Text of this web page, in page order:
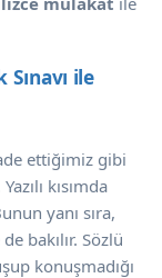
ile
ettiğimiz gibi
kısımda
yanı sıra,
bakılır. Sözlü
konuşmadığı